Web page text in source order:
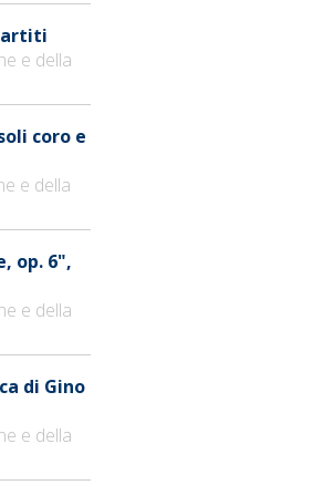
e della
coro e
e della
op. 6",
e della
di Gino
e della